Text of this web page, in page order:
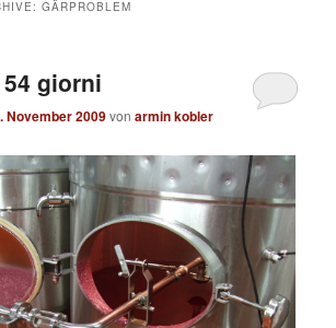
GÄRPROBLEM
giorni
November 2009vonarmin kobler